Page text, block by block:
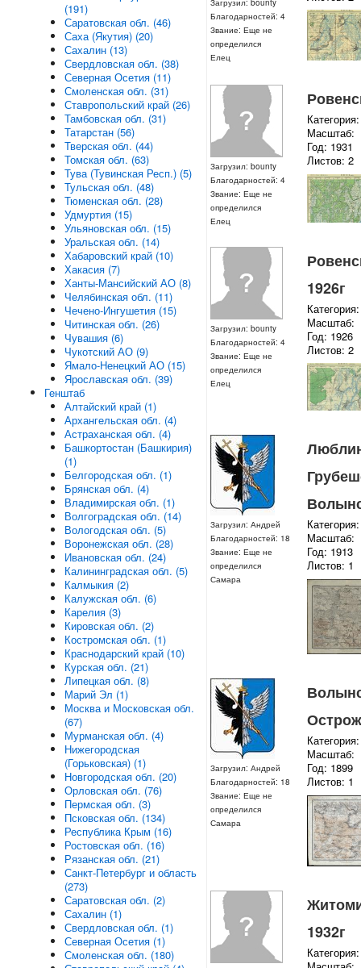
Благодарностей: 4
Звание: Еще не
определился
Елец
Загрузил: bounty
Благодарностей: 4
Звание: Еще не
определился
Елец
Масштаб:
Год: 1931
Листов: 2
Загрузил: bounty
Благодарностей: 4
Звание: Еще не
определился
Елец
1926г
Масштаб:
Год: 1926
Листов: 2
Загрузил: Андрей
Благодарностей: 18
Звание: Еще не
определился
Самара
Масштаб:
Год: 1913
Листов: 1
Загрузил: Андрей
Благодарностей: 18
Звание: Еще не
определился
Самара
Масштаб:
Год: 1899
Листов: 1
1932г
(191)
Саратовская обл. (46)
Саха (Якутия) (20)
Сахалин (13)
Свердловская обл. (38)
Северная Осетия (11)
Смоленская обл. (31)
Ставропольский край (26)
Тамбовская обл. (31)
Татарстан (56)
Тверская обл. (44)
Томская обл. (63)
Тува (Тувинская Респ.) (5)
Тульская обл. (48)
Тюменская обл. (28)
Удмуртия (15)
Ульяновская обл. (15)
Уральская обл. (14)
Хабаровский край (10)
Хакасия (7)
Ханты-Мансийский АО (8)
Челябинская обл. (11)
Чечено-Ингушетия (15)
Читинская обл. (26)
Чувашия (6)
Чукотский АО (9)
Ямало-Ненецкий АО (15)
Ярославская обл. (39)
Генштаб
Алтайский край (1)
Архангельская обл. (4)
Астраханская обл. (4)
Башкортостан (Башкирия)
(1)
Белгородская обл. (1)
Брянская обл. (4)
Владимирская обл. (1)
Волгоградская обл. (14)
Вологодская обл. (5)
Воронежская обл. (28)
Ивановская обл. (24)
Калининградская обл. (5)
Калмыкия (2)
Калужская обл. (6)
Карелия (3)
Кировская обл. (2)
Костромская обл. (1)
Краснодарский край (10)
Курская обл. (21)
Липецкая обл. (8)
Марий Эл (1)
Москва и Московская обл.
(67)
Мурманская обл. (4)
Нижегородская
(Горьковская) (1)
Новгородская обл. (20)
Орловская обл. (76)
Пермская обл. (3)
Псковская обл. (134)
Республика Крым (16)
Ростовская обл. (16)
Рязанская обл. (21)
Санкт-Петербург и область
(273)
Саратовская обл. (2)
Сахалин (1)
Свердловская обл. (1)
Северная Осетия (1)
Смоленская обл. (180)